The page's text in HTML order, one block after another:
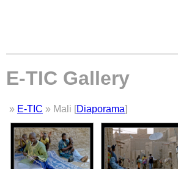
E-TIC Gallery
» E-TIC » Mali [Diaporama]